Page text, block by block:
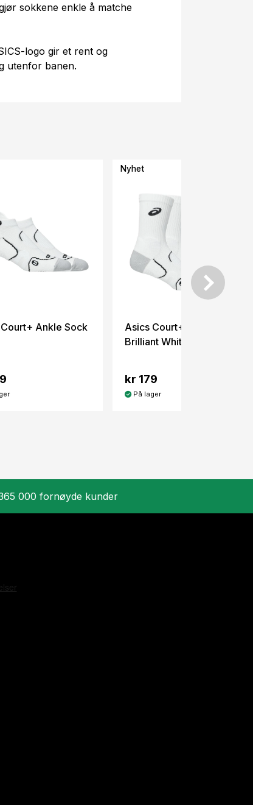
sokkene enkle å matche
logo gir et rent og
utenfor banen.
Ankle Sock
Nyhet
Asics Court+ Crew Sock
Brilliant White
kr 179
På lager
000 fornøyde kunder